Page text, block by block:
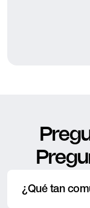
¿Qué tan